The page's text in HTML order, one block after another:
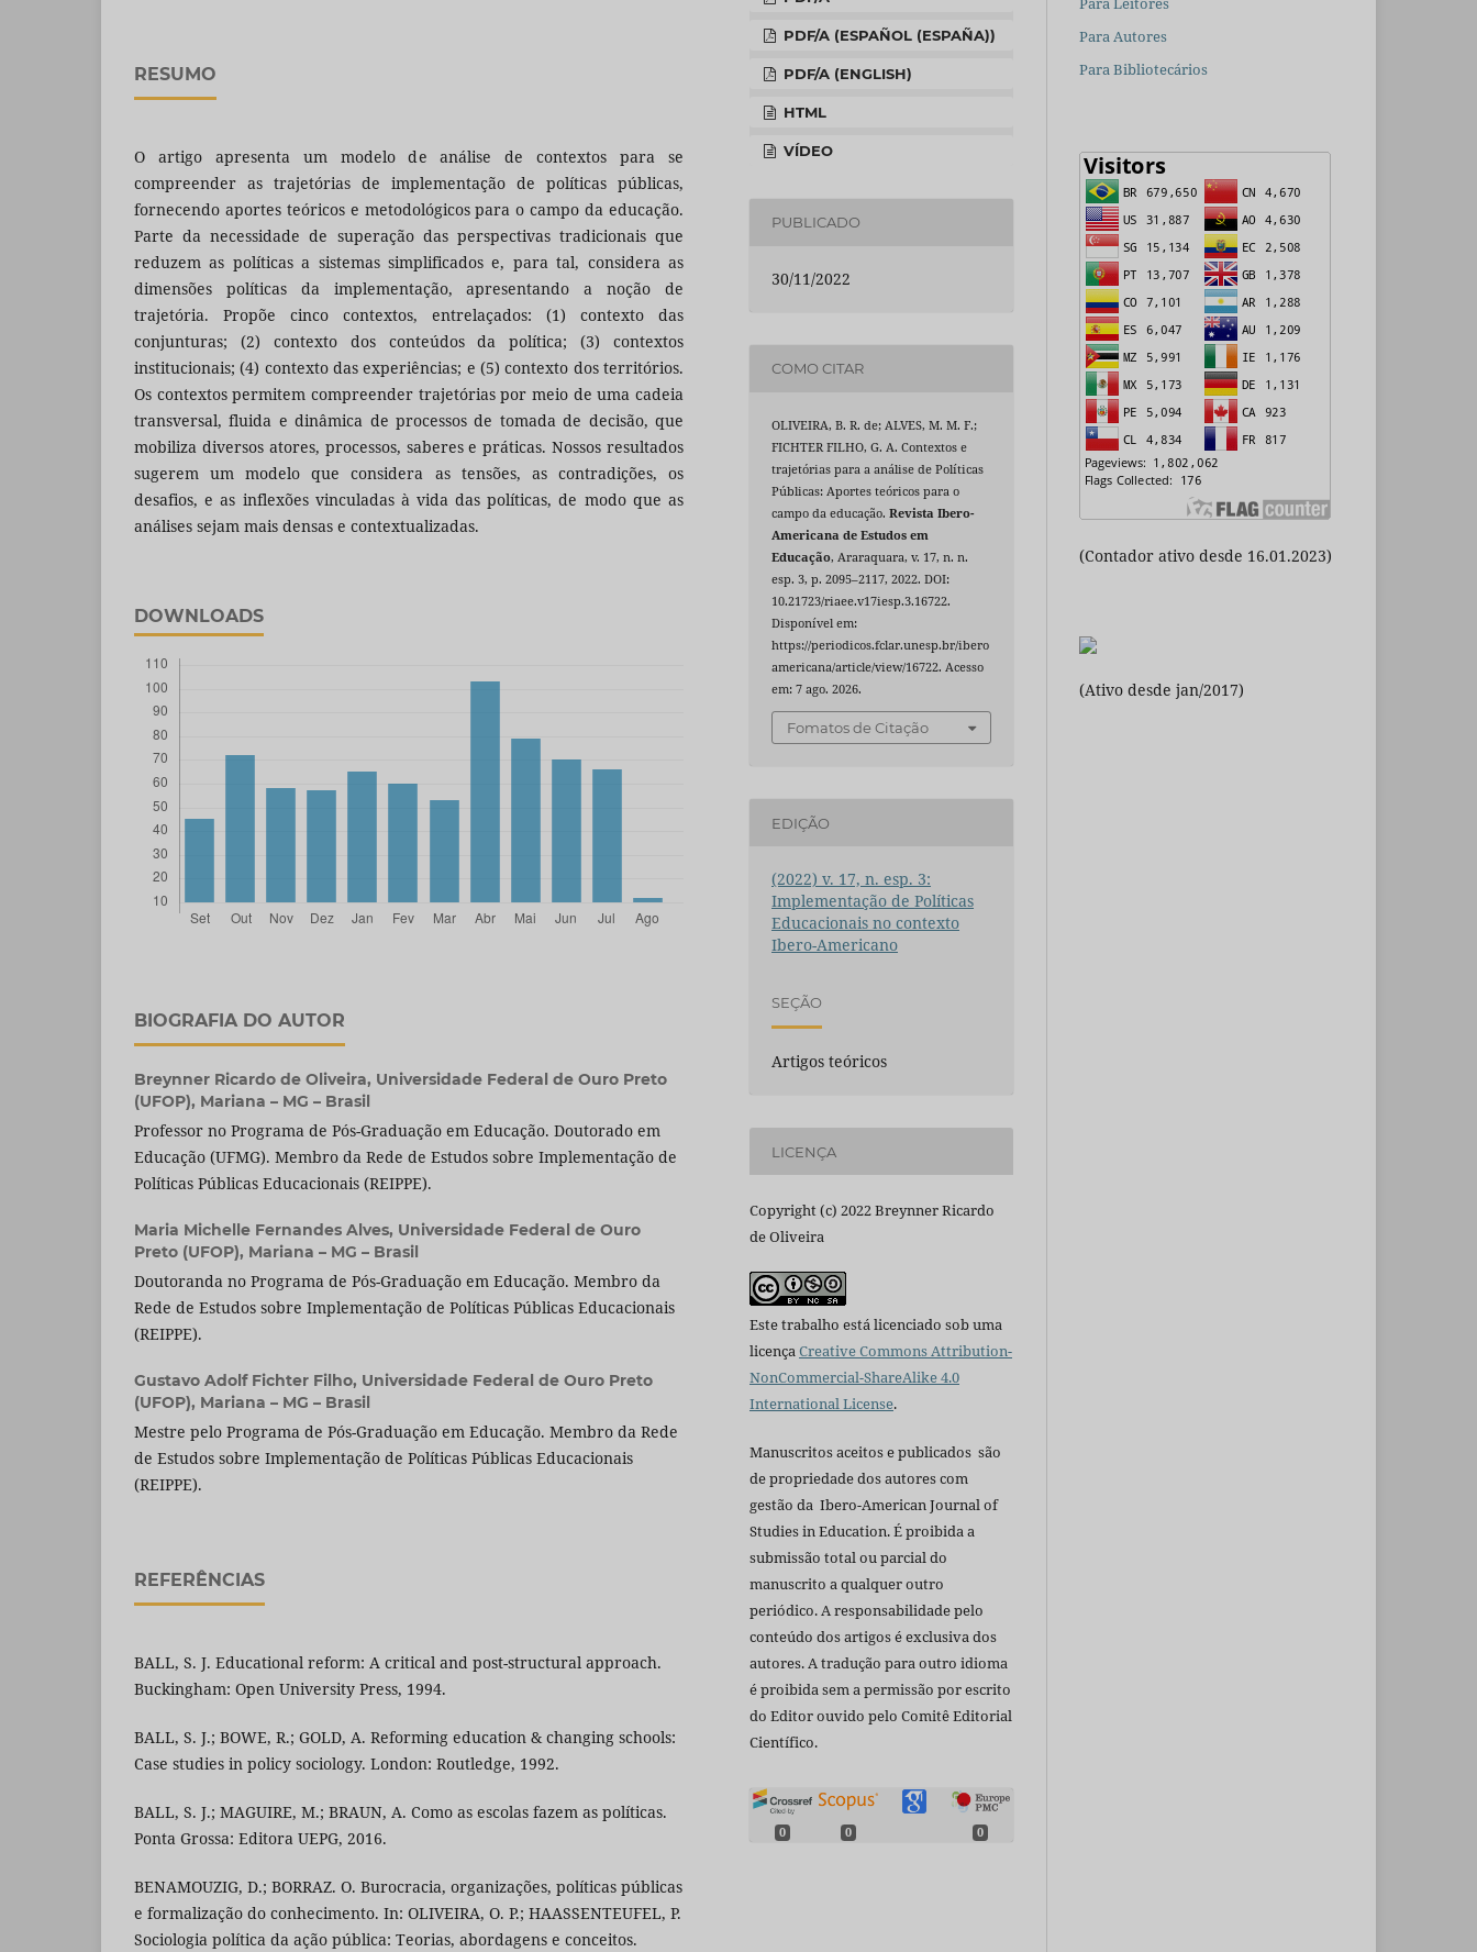
RESUMO
O artigo apresenta um modelo de análise de contextos para se
compreender as trajetórias de implementação de políticas públicas,
fornecendo aportes teóricos e metodológicos para o campo da educação.
Parte da necessidade de superação das perspectivas tradicionais que
reduzem as políticas a sistemas simplificados e, para tal, considera as
dimensões políticas da implementação, apresentando a noção de
trajetória. Propõe cinco contextos, entrelaçados: (1) contexto das
conjunturas; (2) contexto dos conteúdos da política; (3) contextos
institucionais; (4) contexto das experiências; e (5) contexto dos territórios.
Os contextos permitem compreender trajetórias por meio de uma cadeia
transversal, fluida e dinâmica de processos de tomada de decisão, que
mobiliza diversos atores, processos, saberes e práticas. Nossos resultados
sugerem um modelo que considera as tensões, as contradições, os
desafios, e as inflexões vinculadas à vida das políticas, de modo que as
análises sejam mais densas e contextualizadas.
DOWNLOADS
BIOGRAFIA DO AUTOR
Breynner Ricardo de Oliveira, Universidade Federal de Ouro Preto
(UFOP), Mariana – MG – Brasil
Professor no Programa de Pós-Graduação em Educação. Doutorado em
Educação (UFMG). Membro da Rede de Estudos sobre Implementação de
Políticas Públicas Educacionais (REIPPE).
Maria Michelle Fernandes Alves, Universidade Federal de Ouro
Preto (UFOP), Mariana – MG – Brasil
Doutoranda no Programa de Pós-Graduação em Educação. Membro da
Rede de Estudos sobre Implementação de Políticas Públicas Educacionais
(REIPPE).
Gustavo Adolf Fichter Filho, Universidade Federal de Ouro Preto
(UFOP), Mariana – MG – Brasil
Mestre pelo Programa de Pós-Graduação em Educação. Membro da Rede
de Estudos sobre Implementação de Políticas Públicas Educacionais
(REIPPE).
REFERÊNCIAS
BALL, S. J. Educational reform: A critical and post-structural approach.
Buckingham: Open University Press, 1994.
BALL, S. J.; BOWE, R.; GOLD, A. Reforming education & changing schools:
Case studies in policy sociology. London: Routledge, 1992.
BALL, S. J.; MAGUIRE, M.; BRAUN, A. Como as escolas fazem as políticas.
Ponta Grossa: Editora UEPG, 2016.
BENAMOUZIG, D.; BORRAZ. O. Burocracia, organizações, políticas públicas
e formalização do conhecimento. In: OLIVEIRA, O. P.; HAASSENTEUFEL, P.
Sociologia política da ação pública: Teorias, abordagens e conceitos.
PDF/A (ESPAÑOL (ESPAÑA))
PDF/A (ENGLISH)
HTML
VÍDEO
PUBLICADO
30/11/2022
COMO CITAR
OLIVEIRA, B. R. de; ALVES, M. M. F.;
FICHTER FILHO, G. A. Contextos e
trajetórias para a análise de Políticas
Públicas: Aportes teóricos para o
campo da educação.Revista Ibero-
Americana de Estudos em
Educação, Araraquara, v. 17, n. n.
esp. 3, p. 2095–2117, 2022. DOI:
10.21723/riaee.v17iesp.3.16722.
Disponível em:
https://periodicos.fclar.unesp.br/ibero
americana/article/view/16722. Acesso
em: 7 ago. 2026.
Fomatos de Citação
EDIÇÃO
(2022) v. 17, n. esp. 3:
Implementação de Políticas
Educacionais no contexto
Ibero-Americano
SEÇÃO
Artigos teóricos
LICENÇA
Copyright (c) 2022 Breynner Ricardo
de Oliveira
Este trabalho está licenciado sob uma
licençaCreative Commons Attribution-
NonCommercial-ShareAlike 4.0
International License.
Manuscritos aceitos e publicados são
de propriedade dos autores com
gestão da Ibero-American Journal of
Studies in Education. É proibida a
submissão total ou parcial do
manuscrito a qualquer outro
periódico. A responsabilidade pelo
conteúdo dos artigos é exclusiva dos
autores. A tradução para outro idioma
é proibida sem a permissão por escrito
do Editor ouvido pelo Comitê Editorial
Científico.
0 0 0
Para Autores
Para Bibliotecários
(Contador ativo desde 16.01.2023)
(Ativo desde jan/2017)